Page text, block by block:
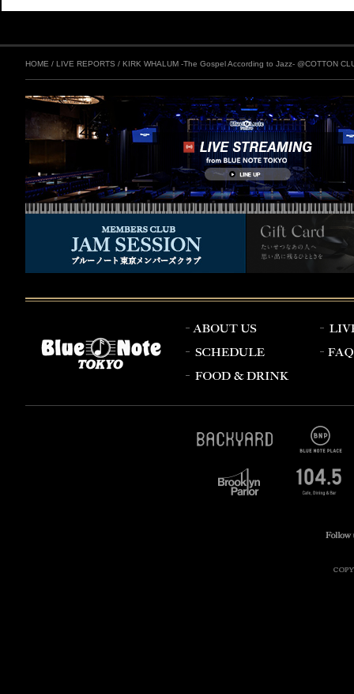
HOME / LIVE REPORTS / KIRK WHALUM -The Gospel According to Jazz- @COTTON